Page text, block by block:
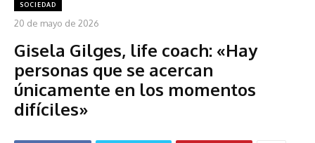
SOCIEDAD
20 de mayo de 2026
Gisela Gilges, life coach: «Hay
personas que se acercan
únicamente en los momentos
difíciles»